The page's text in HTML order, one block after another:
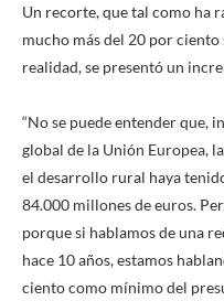
Un recorte, que tal como ha
mucho más del 20 por ciento
realidad, se presentó un
“No se puede entender que,
global de la Unión Europea,
el desarrollo rural haya
84.000 millones de euros.
porque si hablamos de una
hace 10 años, estamos
ciento como mínimo del